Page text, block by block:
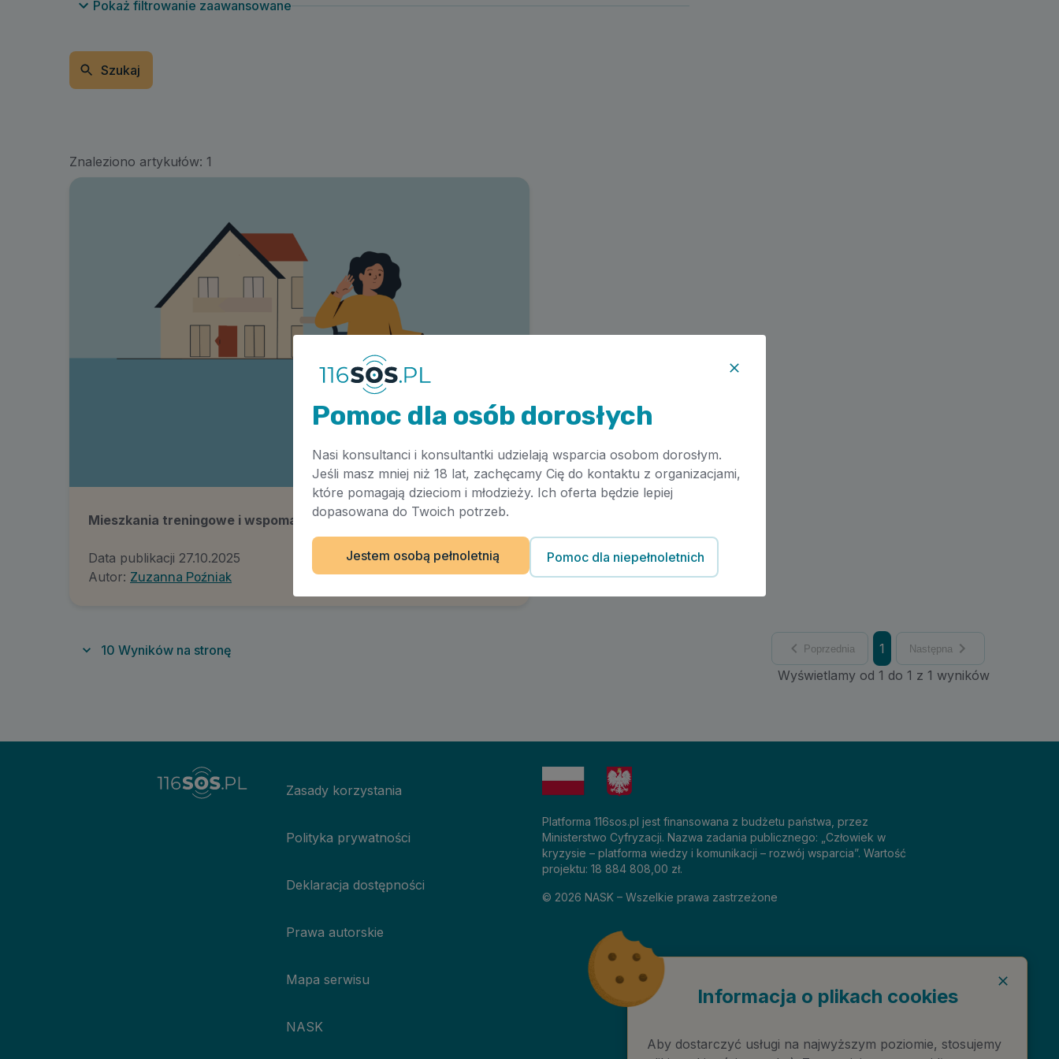
Pokaż filtrowanie zaawansowane
Szukaj
Znaleziono artykułów: 1
Mieszkania treningowe i wspomagane
Data publikacji 27.10.2025
Autor: Zuzanna Poźniak
10 Wyników na stronę Poprzednia 1 Następna
Wyświetlamy od 1 do 1 z 1 wyników
Zasady korzystania
Polityka prywatności
Deklaracja dostępności
Prawa autorskie
Mapa serwisu
NASK
Platforma 116sos.pl jest finansowana z budżetu państwa, przez
Ministerstwo Cyfryzacji. Nazwa zadania publicznego: „Człowiek w
kryzysie – platforma wiedzy i komunikacji – rozwój wsparcia”. Wartość
projektu: 18 884 808,00 zł.
© 2026 NASK – Wszelkie prawa zastrzeżone
Informacja o plikach cookies
Aby dostarczyć usługi na najwyższym poziomie, stosujemy
Pomoc dla osób dorosłych
Nasi konsultanci i konsultantki udzielają wsparcia osobom dorosłym.
Jeśli masz mniej niż 18 lat, zachęcamy Cię do kontaktu z organizacjami,
które pomagają dzieciom i młodzieży. Ich oferta będzie lepiej
dopasowana do Twoich potrzeb.
Jestem osobą pełnoletnią Pomoc dla niepełnoletnich